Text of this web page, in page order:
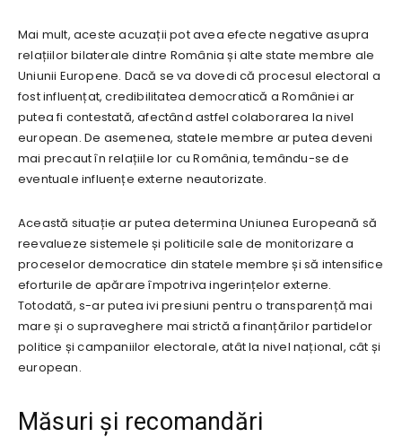
Mai mult, aceste acuzații pot avea efecte negative asupra
relațiilor bilaterale dintre România și alte state membre ale
Uniunii Europene. Dacă se va dovedi că procesul electoral a
fost influențat, credibilitatea democratică a României ar
putea fi contestată, afectând astfel colaborarea la nivel
european. De asemenea, statele membre ar putea deveni
mai precaut în relațiile lor cu România, temându-se de
eventuale influențe externe neautorizate.
Această situație ar putea determina Uniunea Europeană să
reevalueze sistemele și politicile sale de monitorizare a
proceselor democratice din statele membre și să intensifice
eforturile de apărare împotriva ingerințelor externe.
Totodată, s-ar putea ivi presiuni pentru o transparență mai
mare și o supraveghere mai strictă a finanțărilor partidelor
politice și campaniilor electorale, atât la nivel național, cât și
european.
Măsuri și recomandări